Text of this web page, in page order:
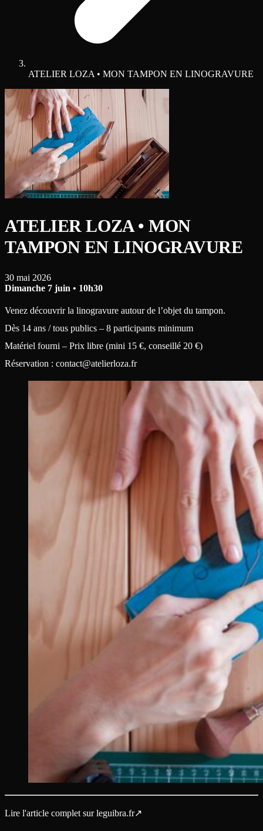
ATELIER LOZA • MON TAMPON EN LINOGRAVURE
ATELIER LOZA • MON
TAMPON EN LINOGRAVURE
30 mai 2026
Dimanche 7 juin • 10h30
Venez découvrir la linogravure autour de l’objet du tampon.
Dès 14 ans / tous publics – 8 participants minimum
Matériel fourni – Prix libre (mini 15 €, conseillé 20 €)
Réservation : contact@atelierloza.fr
Lire l'article complet sur leguibra.fr↗